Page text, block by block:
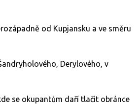
od Kupjansku a ve směru
Derylového, v
se okupantům daří tlačit obránce